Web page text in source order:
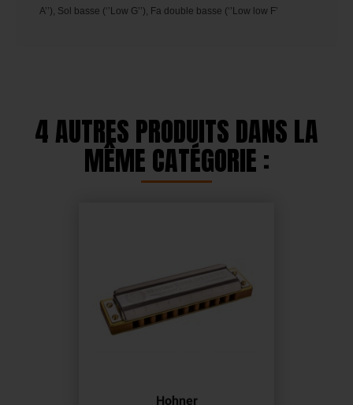
A’’), Sol basse (‘’Low G’’), Fa double basse (‘’Low low F’
4 AUTRES PRODUITS DANS LA
MÊME CATÉGORIE :
Hohner